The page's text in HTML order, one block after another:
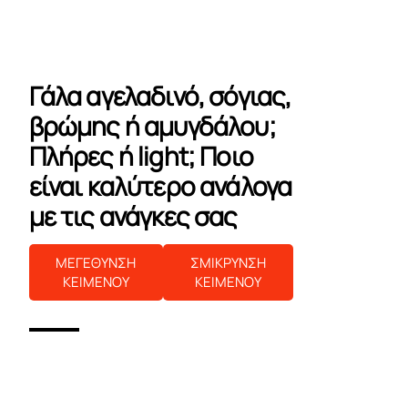
Γάλα αγελαδινό, σόγιας,
βρώμης ή αμυγδάλου;
Πλήρες ή light; Ποιο
είναι καλύτερο ανάλογα
με τις ανάγκες σας
ΜΕΓΕΘΥΝΣΗ
ΚΕΙΜΕΝΟΥ
ΣΜΙΚΡΥΝΣΗ
ΚΕΙΜΕΝΟΥ